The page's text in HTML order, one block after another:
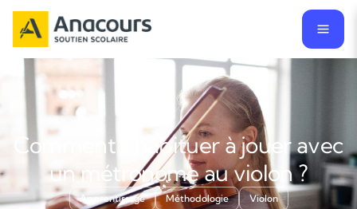
Comment s’habituer à jouer avec
un métronome au violon ?
Apprentissage Méthodologie Violon